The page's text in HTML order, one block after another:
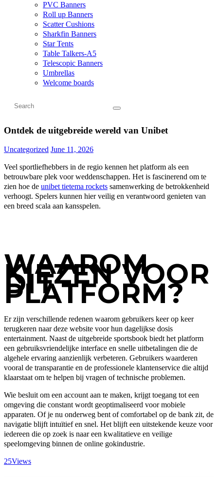
PVC Banners
Roll up Banners
Scatter Cushions
Sharkfin Banners
Star Tents
Table Talkers-A5
Telescopic Banners
Umbrellas
Welcome boards
Ontdek de uitgebreide wereld van Unibet
Uncategorized June 11, 2026
Veel sportliefhebbers in de regio kennen het platform als een
betrouwbare plek voor weddenschappen. Het is fascinerend om te
zien hoe de unibet tietema rockets samenwerking de betrokkenheid
verhoogt. Spelers kunnen hier veilig en verantwoord genieten van
een breed scala aan kansspelen.
WAAROM
KIEZEN VOOR
DIT
PLATFORM?
Er zijn verschillende redenen waarom gebruikers keer op keer
terugkeren naar deze website voor hun dagelijkse dosis
entertainment. Naast de uitgebreide sportsbook biedt het platform
een gebruiksvriendelijke interface en snelle uitbetalingen die de
algehele ervaring aanzienlijk verbeteren. Gebruikers waarderen
vooral de transparantie en de professionele klantenservice die altijd
klaarstaat om te helpen bij vragen of technische problemen.
Wie besluit om een account aan te maken, krijgt toegang tot een
omgeving die constant wordt geoptimaliseerd voor mobiele
apparaten. Of je nu onderweg bent of comfortabel op de bank zit, de
navigatie blijft intuïtief en snel. Het blijft een uitstekende keuze voor
iedereen die op zoek is naar een kwalitatieve en veilige
speelomgeving binnen de online gokindustrie.
25Views